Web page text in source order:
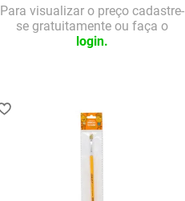
Para visualizar o preço cadastre-
se gratuitamente ou faça o
login.